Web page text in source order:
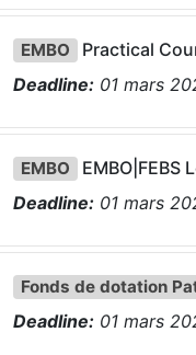
EMBO
Practical
Deadline: 01 mars
EMBO
EMBO|FEBS
Deadline: 01 mars
Fonds de dotation
Deadline: 01 mars